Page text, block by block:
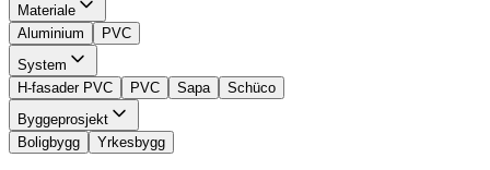
Materiale
Aluminium
PVC
System
H-fasader PVC
PVC Sapa
Schüco
Byggeprosjekt
Boligbygg
Yrkesbygg